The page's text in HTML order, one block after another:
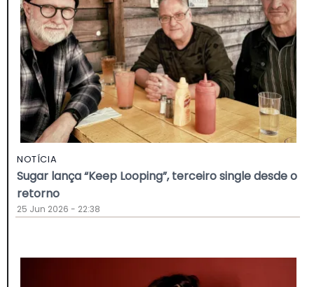
NOTÍCIA
Sugar lança “Keep Looping”, terceiro single desde o
retorno
25 Jun 2026 - 22:38